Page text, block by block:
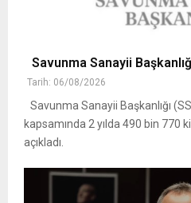
Savunma Sanayii
Tarih: 06/08/2026
Savunma Sanayii Başkanlığı
kapsamında 2 yılda 490 bin 770
açıkladı.